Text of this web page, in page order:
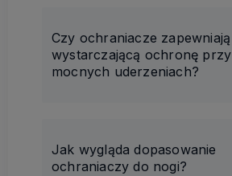
Czy ochraniacze zapewniają
wystarczającą ochronę przy
mocnych uderzeniach?
Jak wygląda dopasowanie
ochraniaczy do nogi?